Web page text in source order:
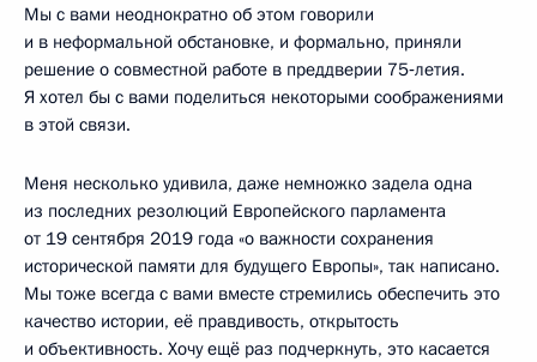
Мы с вами неоднократно об этом говорили
и в неформальной обстановке, и формально, приняли
решение о совместной работе в преддверии 75‑летия.
Я хотел бы с вами поделиться некоторыми соображениями
в этой связи.
Меня несколько удивила, даже немножко задела одна
из последних резолюций Европейского парламента
от 19 сентября 2019 года «о важности сохранения
исторической памяти для будущего Европы», так написано.
Мы тоже всегда с вами вместе стремились обеспечить это
качество истории, её правдивость, открытость
и объективность. Хочу ещё раз подчеркнуть, это касается